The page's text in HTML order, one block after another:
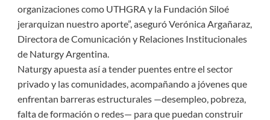
organizaciones como UTHGRA y la Fundación Siloé
jerarquizan nuestro aporte”, aseguró Verónica Argañaraz,
Directora de Comunicación y Relaciones Institucionales
de Naturgy Argentina.
Naturgy apuesta así a tender puentes entre el sector
privado y las comunidades, acompañando a jóvenes que
enfrentan barreras estructurales —desempleo, pobreza,
falta de formación o redes— para que puedan construir